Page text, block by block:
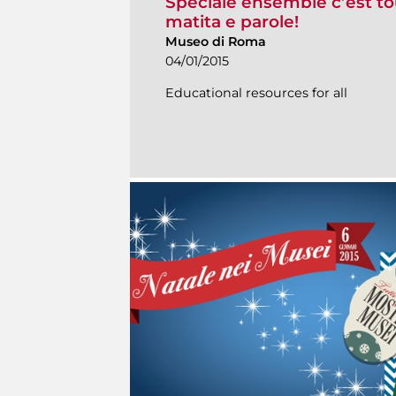
matita e parole!
Museo di Roma
04/01/2015
Educational resources for all